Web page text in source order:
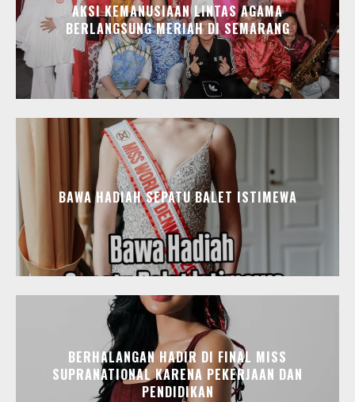
AKSI KEMANUSIAAN LINTAS AGAMA
BERLANGSUNG MERIAH DI SEMARANG
BAWA HADIAH SEPATU BALET ISTIMEWA
BERHALANGAN HADIR DI FINAL MISS
SUPRANATIONAL KARENA PEKERJAAN DAN
PENDIDIKAN